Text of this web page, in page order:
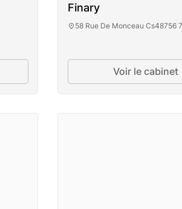
Finary
58 Rue De Monceau Cs48756
Voir le cabinet